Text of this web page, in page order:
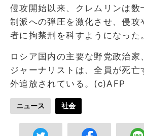
侵攻開始以来、クレムリンは数
制派への弾圧を激化させ、侵攻
者に拘禁刑を科すようになった
ロシア国内の主要な野党政治家
ジャーナリストは、全員が死亡
外追放されている。(c)AFP
ニュース 社会